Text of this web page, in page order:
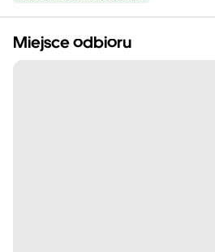
Miejsce odbioru